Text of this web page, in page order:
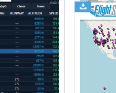
rkApps - FSRealistic+